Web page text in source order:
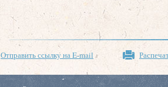
Отправить ссылку на E-mail